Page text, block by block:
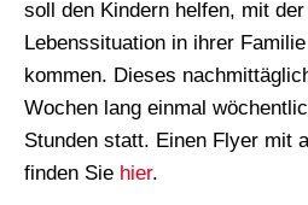
soll den Kindern helfen, mit
Lebenssituation in ihrer
kommen. Dieses
Wochen lang einmal
Stunden statt. Einen Flyer mit
finden Sie hier.